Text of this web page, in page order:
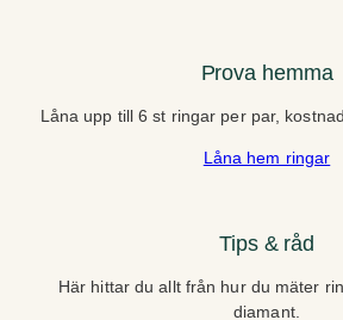
Prova hemma
Låna upp till 6 st ringar per par,
Låna hem ringar
Tips & råd
Här hittar du allt från hur du mäter
diamant.